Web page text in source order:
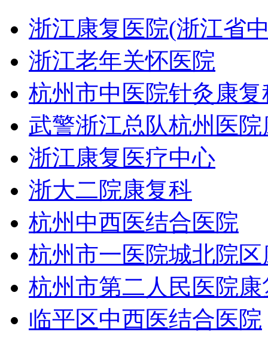
浙江康复医院(浙江省
浙江老年关怀医院
杭州市中医院针灸康复
武警浙江总队杭州医
浙江康复医疗中心
浙大二院康复科
杭州中西医结合医院
杭州市一医院城北院
杭州市第二人民医院康
临平区中西医结合医院